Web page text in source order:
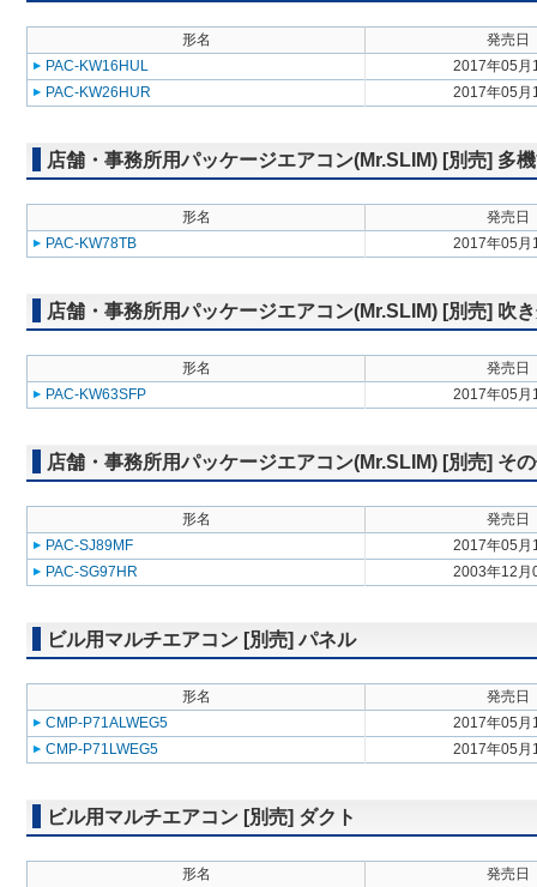
形名
発売日
PAC-KW16HUL
2017年05月
PAC-KW26HUR
2017年05月
店舗・事務所用パッケージエアコン(Mr.SLIM) [別売] 多
形名
発売日
PAC-KW78TB
2017年05月
店舗・事務所用パッケージエアコン(Mr.SLIM) [別売] 吹
形名
発売日
PAC-KW63SFP
2017年05月
店舗・事務所用パッケージエアコン(Mr.SLIM) [別売] そ
形名
発売日
PAC-SJ89MF
2017年05月
PAC-SG97HR
2003年12月
ビル用マルチエアコン [別売] パネル
形名
発売日
CMP-P71ALWEG5
2017年05月
CMP-P71LWEG5
2017年05月
ビル用マルチエアコン [別売] ダクト
形名 発売日